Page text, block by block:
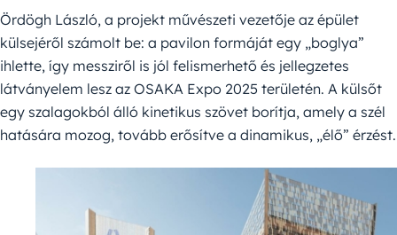
Ördögh László, a projekt művészeti vezetője az épület
külsejéről számolt be: a pavilon formáját egy „boglya”
ihlette, így messziről is jól felismerhető és jellegzetes
látványelem lesz az OSAKA Expo 2025 területén. A külsőt
egy szalagokból álló kinetikus szövet borítja, amely a szél
hatására mozog, tovább erősítve a dinamikus, „élő” érzést.